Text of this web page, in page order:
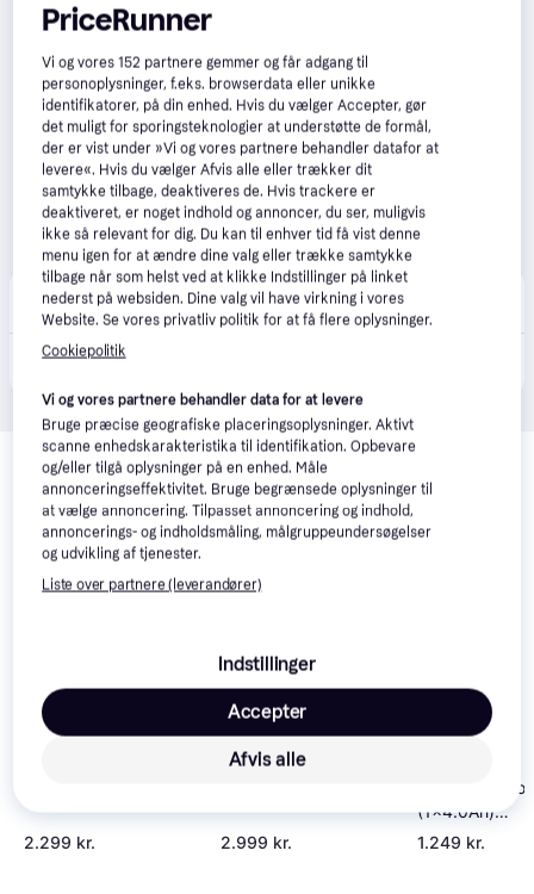
CS MEGASTORE 4.5(1864)
199 kr. fragt,4-5 dage
Relaterede produkter
Se vores forslag til andre produkter, der matcher dine
interesser. Vis alle
Batteridrevet
plæneklipper
2.299 kr.
plæneklipper
2.999 kr.
Stiga
(1x4.0Ah)
Batteridrevet
1.249 kr.
PriceRunner
Vi og vores152 partnere gemmer og får adgang til
personoplysninger, f.eks. browserdata eller unikke
identifikatorer, på din enhed. Hvis du vælger Accepter, gør
det muligt for sporingsteknologier at understøtte de formål,
der er vist under »Vi og vores partnere behandler datafor at
levere«. Hvis du vælger Afvis alle eller trækker dit
samtykke tilbage, deaktiveres de. Hvis trackere er
deaktiveret, er noget indhold og annoncer, du ser, muligvis
ikke så relevant for dig. Du kan til enhver tid få vist denne
menu igen for at ændre dine valg eller trække samtykke
tilbage når som helst ved at klikke Indstillinger på linket
nederst på websiden. Dine valg vil have virkning i vores
Website. Se vores privatliv politik for at få flere oplysninger.
Cookiepolitik
Vi og vores partnere behandler data for at levere
Bruge præcise geografiske placeringsoplysninger. Aktivt
scanne enhedskarakteristika til identifikation. Opbevare
og/eller tilgå oplysninger på en enhed. Måle
annonceringseffektivitet. Bruge begrænsede oplysninger til
at vælge annoncering. Tilpasset annoncering og indhold,
annoncerings- og indholdsmåling, målgruppeundersøgelser
og udvikling af tjenester.
Liste over partnere (leverandører)
Indstillinger
Afvis alle
Accepter